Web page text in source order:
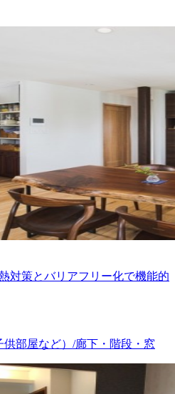
対策とバリアフリー化で機能的
供部屋など）/廊下・階段・窓